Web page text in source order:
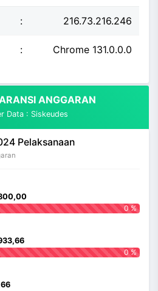
: 216.73.216.246
: Chrome 131.0.0.0
ANGGARAN
Data : Siskeudes
Pelaksanaan
0 %
0 %